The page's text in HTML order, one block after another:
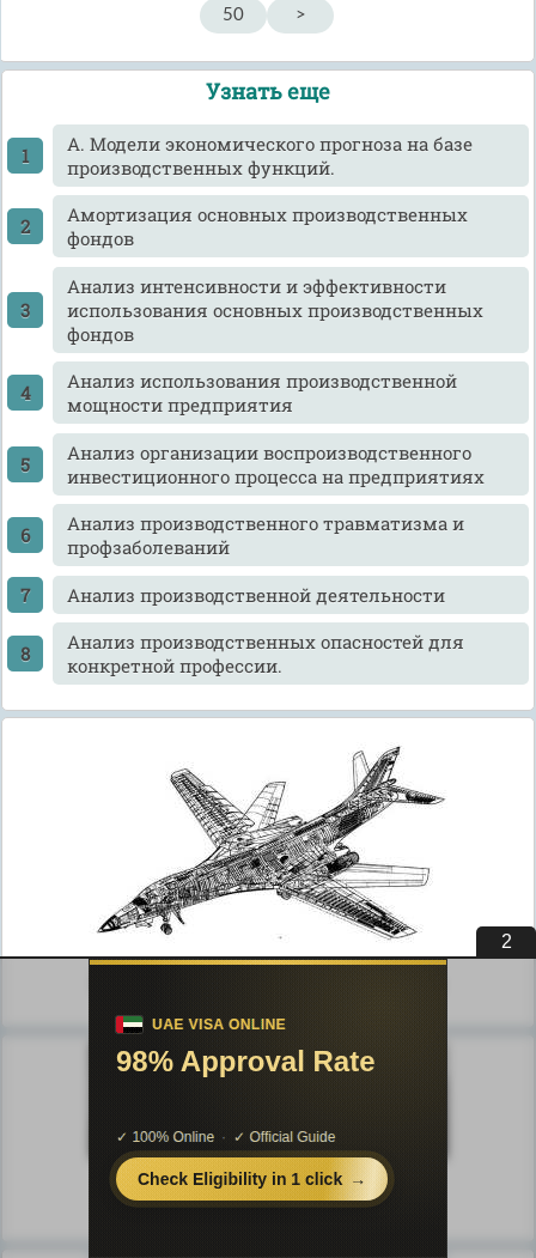
50
>
Узнать еще
А. Модели экономического прогноза на базе
производственных функций.
Амортизация основных производственных
фондов
Анализ интенсивности и эффективности
использования основных производственных
фондов
Анализ использования производственной
мощности предприятия
Анализ организации воспроизводственного
инвестиционного процесса на предприятиях
Анализ производственного травматизма и
профзаболеваний
Анализ производственной деятельности
Анализ производственных опасностей для
конкретной профессии.
Публикации по биологии
1